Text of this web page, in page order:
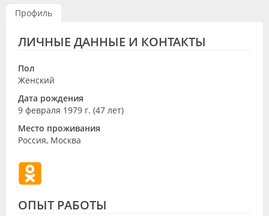
Специалисты
Галерея
Блоги
Профиль
ЛИЧНЫЕ ДАННЫЕ И КОНТАКТЫ
Пол
Женский
Дата рождения
9 февраля 1979 г. (47 лет)
Место проживания
Россия, Москва
ОПЫТ РАБОТЫ